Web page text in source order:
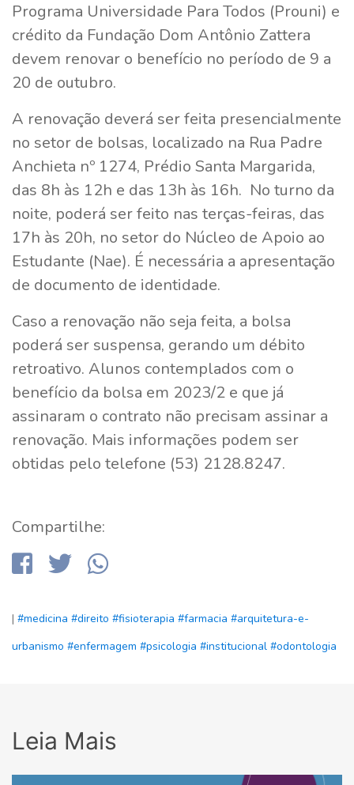
Programa Universidade Para Todos (Prouni) e
crédito da Fundação Dom Antônio Zattera
devem renovar o benefício no período de 9 a
20 de outubro.
A renovação deverá ser feita presencialmente
no setor de bolsas, localizado na Rua Padre
Anchieta nº 1274, Prédio Santa Margarida,
das 8h às 12h e das 13h às 16h. No turno da
noite, poderá ser feito nas terças-feiras, das
17h às 20h, no setor do Núcleo de Apoio ao
Estudante (Nae). É necessária a apresentação
de documento de identidade.
Caso a renovação não seja feita, a bolsa
poderá ser suspensa, gerando um débito
retroativo. Alunos contemplados com o
benefício da bolsa em 2023/2 e que já
assinaram o contrato não precisam assinar a
renovação. Mais informações podem ser
obtidas pelo telefone (53) 2128.8247.
Compartilhe:
| #medicina #direito #fisioterapia #farmacia #arquitetura-e-
urbanismo #enfermagem #psicologia #institucional #odontologia
Leia Mais